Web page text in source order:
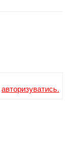
авторизуватись.